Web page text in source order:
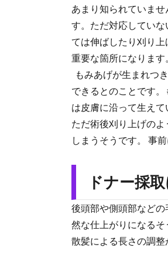
あまり知られていま
す。ただ対応してい
ては伸ばしたり刈り
重要な箇所になります
もみあげが生まれつ
できるとのことです
は皮膚に沿って生え
ただ術後刈り上げの
しまうそうです。 事
ドナー採
後頭部や側頭部など
然な仕上がりになる
散髪による長さの調整